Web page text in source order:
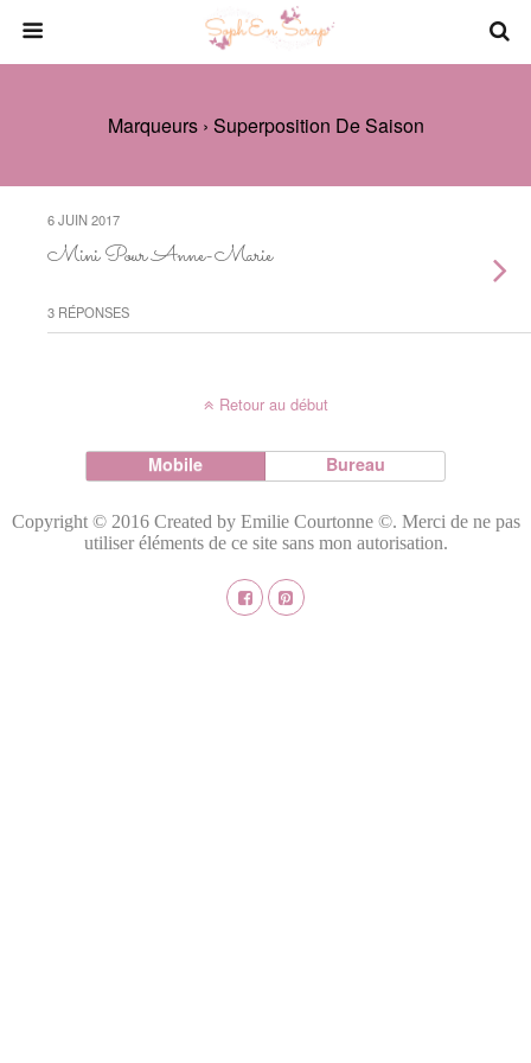
Marqueurs › Superposition De Saison
6 JUIN 2017
Mini Pour Anne-Marie
3 RÉPONSES
Retour au début
Mobile Bureau
Copyright © 2016 Created by Emilie Courtonne ©. Merci de ne pas
utiliser éléments de ce site sans mon autorisation.